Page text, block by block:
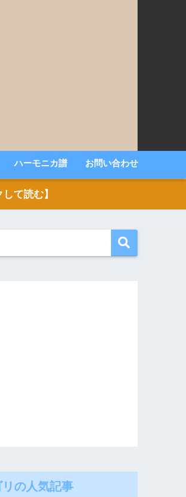
ハーモニカ譜 お問い合わせ
て読む】
の人気記事